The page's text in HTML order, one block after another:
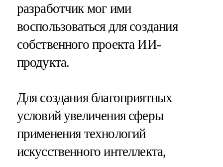
разработчик мог ими
воспользоваться для создания
собственного проекта ИИ-
продукта.
Для создания благоприятных
условий увеличения сферы
применения технологий
искусственного интеллекта,